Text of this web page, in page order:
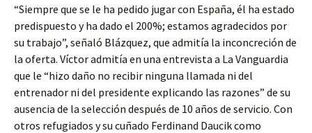
“Siempre que se le ha pedido jugar con España, él ha estado
predispuesto y ha dado el 200%; estamos agradecidos por
su trabajo”, señaló Blázquez, que admitía la inconcreción de
la oferta. Víctor admitía en una entrevista a La Vanguardia
que le “hizo daño no recibir ninguna llamada ni del
entrenador ni del presidente explicando las razones” de su
ausencia de la selección después de 10 años de servicio. Con
otros refugiados y su cuñado Ferdinand Daucik como